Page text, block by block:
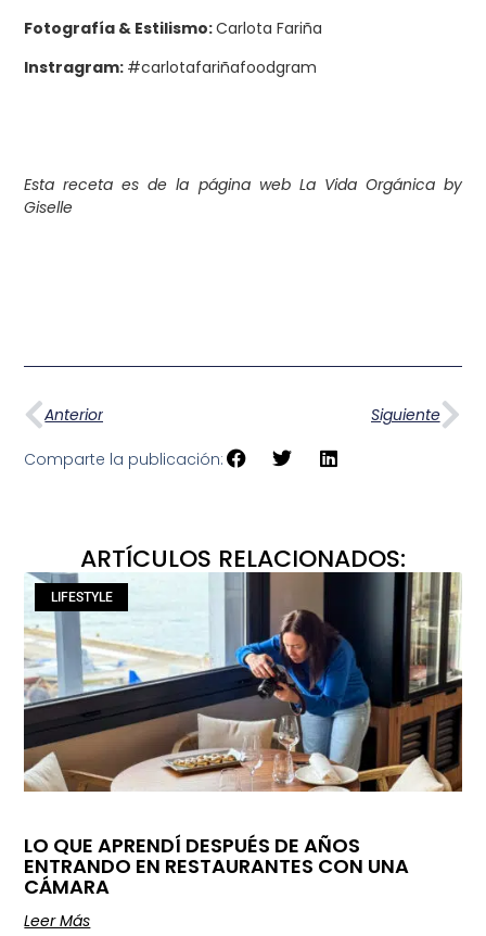
Fotografía & Estilismo:Carlota Fariña
Instragram: #carlotafariñafoodgram
Esta receta es de la página web La Vida Orgánica by
Giselle
Anterior Siguiente
Comparte la publicación:
ARTÍCULOS RELACIONADOS:
LIFESTYLE
LO QUE APRENDÍ DESPUÉS DE AÑOS
ENTRANDO EN RESTAURANTES CON UNA
CÁMARA
Leer Más